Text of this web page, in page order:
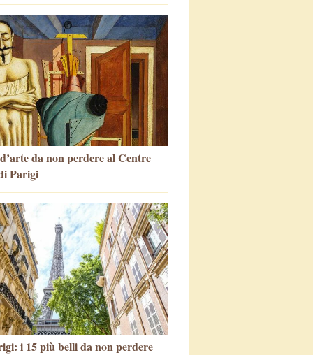
da non perdere al Centre
Parigi
i 15 più belli da non perdere